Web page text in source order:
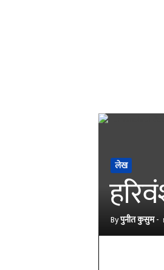
लेख
Byपुनीत कुसुम-